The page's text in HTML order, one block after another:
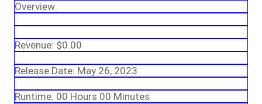
Overview:
Revenue: $0.00
Release Date: May 26, 2023
Runtime: 00 Hours 00 Minutes